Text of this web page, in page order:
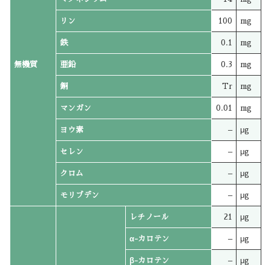
無機質
リン 100 mg
鉄 0.1 mg
亜鉛 0.3 mg
銅 Tr mg
マンガン 0.01 mg
ヨウ素 – μg
セレン – μg
クロム – μg
モリブデン – μg
レチノール 21 μg
α-カロテン – μg
β-カロテン – μg